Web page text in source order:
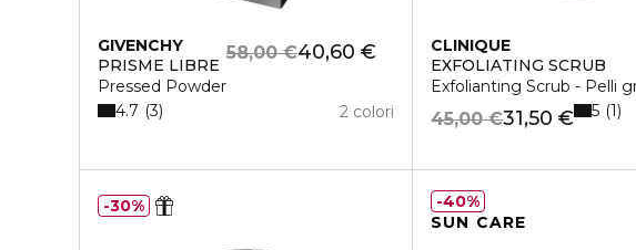
GIVENCHY
PRISME LIBRE
Pressed Powder
40,60 €
58,00 €
2 colori
4.7 3
CLINIQUE
EXFOLIATING SCRUB
Exfolianting Scrub - Pelli
31,50 €
45,00 € 5 1
30%
SUN CARE
40%